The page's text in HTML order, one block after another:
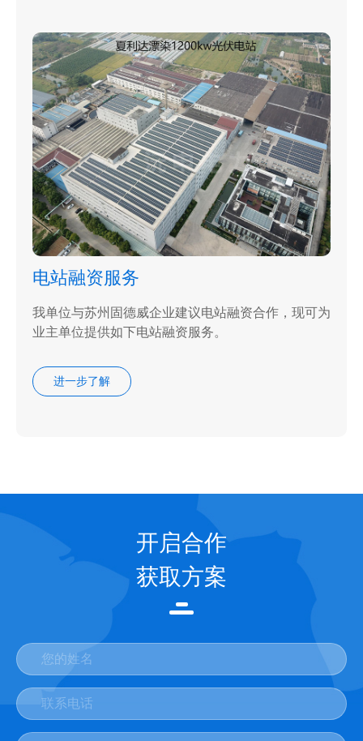
电站融资服务
我单位与苏州固德威企业建议电站融资合作，现可为
业主单位提供如下电站融资服务。
进一步了解
开启合作
获取方案